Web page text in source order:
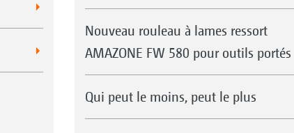
Nouveau rouleau à lames ressort
AMAZONE FW 580 pour outils portés
Qui peut le moins, peut le plus